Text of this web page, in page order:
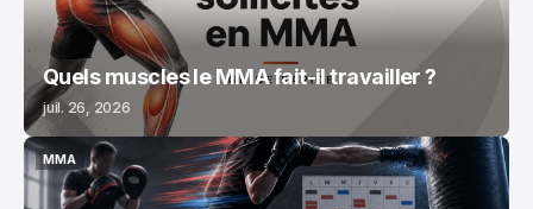
Quels muscles le MMA fait-il travailler ?
juil. 26, 2026
MMA
MMA